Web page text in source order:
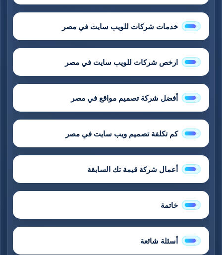
خدمات شركات للويب سايت في مصر
ارخص شركات للويب سايت في مصر
أفضل شركة تصميم مواقع في مصر
كم تكلفة تصميم ويب سايت في مصر
أعمال شركة قيمة تك السابقة
خاتمة
أسئلة شائعة